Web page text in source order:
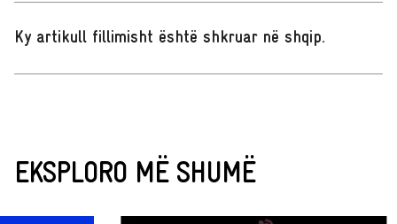
Ky artikull fillimisht është shkruar në shqip.
EKSPLORO MË SHUMË